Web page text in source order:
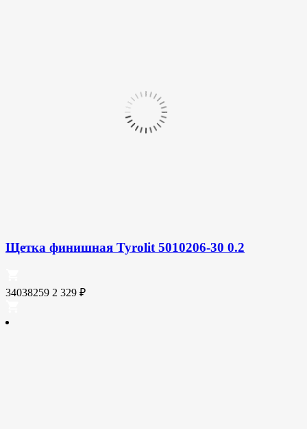
Щетка финишная Tyrolit 5010206-30 0.2
34038259 2 329 ₽